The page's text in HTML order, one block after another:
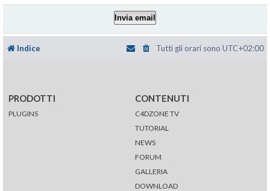
Indice Tutti gli orari sono UTC+02:00
PRODOTTI
PLUGINS
CONTENUTI
C4DZONE TV
TUTORIAL
NEWS
FORUM
GALLERIA
DOWNLOAD